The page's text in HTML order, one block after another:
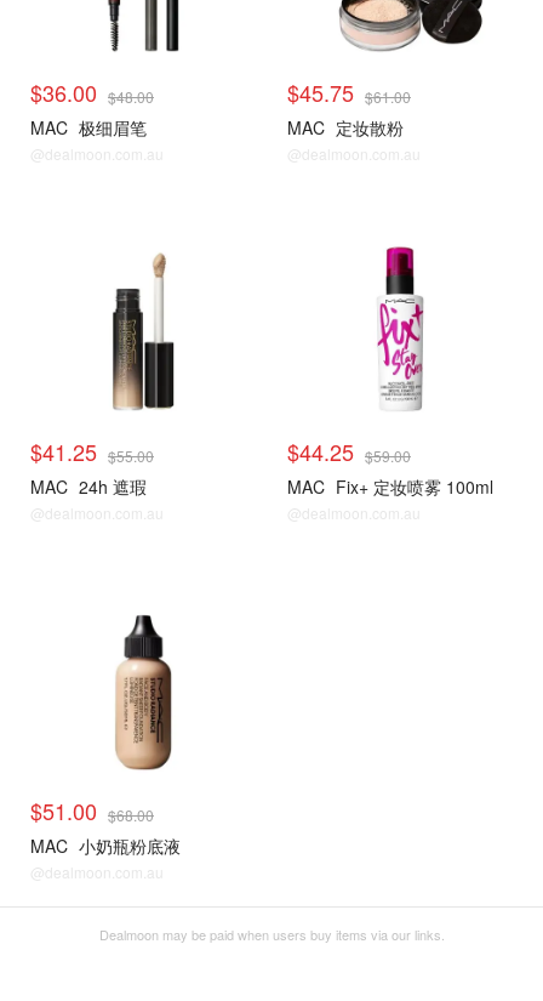
$36.00 $48.00
MAC 极细眉笔
@dealmoon.com.au
$45.75 $61.00
MAC 定妆散粉
@dealmoon.com.au
$41.25 $55.00
MAC 24h 遮瑕
@dealmoon.com.au
$44.25 $59.00
MAC Fix+ 定妆喷雾 100ml
@dealmoon.com.au
$51.00 $68.00
MAC 小奶瓶粉底液
@dealmoon.com.au
Dealmoon may be paid when users buy items via our links.